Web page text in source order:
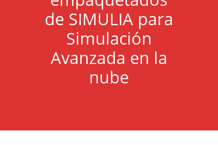
de SIMULIA para
Simulación
Avanzada en la
nube